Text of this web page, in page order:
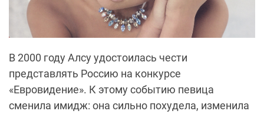
В 2000 году Алсу удостоилась чести
представлять Россию на конкурсе
«Евровидение». К этому событию певица
сменила имидж: она сильно похудела, изменила